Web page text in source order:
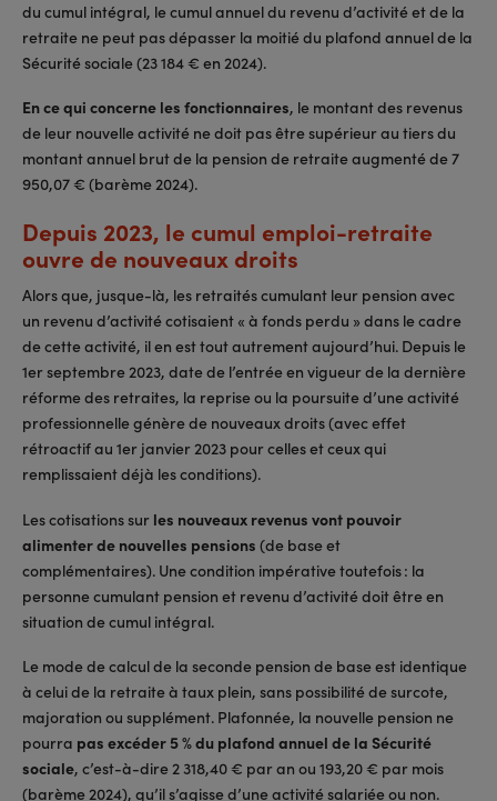
du cumul intégral, le cumul annuel du revenu d’activité et de la
retraite ne peut pas dépasser la moitié du plafond annuel de la
Sécurité sociale (23 184 € en 2024).
En ce qui concerne les fonctionnaires, le montant des revenus
de leur nouvelle activité ne doit pas être supérieur au tiers du
montant annuel brut de la pension de retraite augmenté de 7
950,07 € (barème 2024).
Depuis 2023, le cumul emploi-retraite
ouvre de nouveaux droits
Alors que, jusque-là, les retraités cumulant leur pension avec
un revenu d’activité cotisaient « à fonds perdu » dans le cadre
de cette activité, il en est tout autrement aujourd’hui. Depuis le
1er septembre 2023, date de l’entrée en vigueur de la dernière
réforme des retraites, la reprise ou la poursuite d’une activité
professionnelle génère de nouveaux droits (avec effet
rétroactif au 1er janvier 2023 pour celles et ceux qui
remplissaient déjà les conditions).
Les cotisations sur les nouveaux revenus vont pouvoir
alimenter de nouvelles pensions (de base et
complémentaires). Une condition impérative toutefois : la
personne cumulant pension et revenu d’activité doit être en
situation de cumul intégral.
Le mode de calcul de la seconde pension de base est identique
à celui de la retraite à taux plein, sans possibilité de surcote,
majoration ou supplément. Plafonnée, la nouvelle pension ne
pourra pas excéder 5 % du plafond annuel de la Sécurité
sociale, c’est-à-dire 2 318,40 € par an ou 193,20 € par mois
(barème 2024), qu’il s’agisse d’une activité salariée ou non.